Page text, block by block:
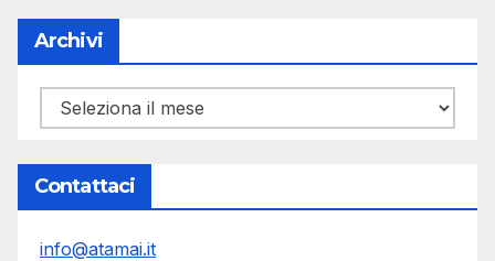
Archivi
Archivi
Contattaci
info@atamai.it